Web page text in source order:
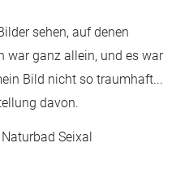
sehen, auf denen
war ganz allein, und es war
Bild nicht so traumhaft...
davon.